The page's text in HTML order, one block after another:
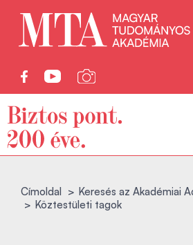
Címoldal
Keresés az Akadémiai
Köztestületi tagok